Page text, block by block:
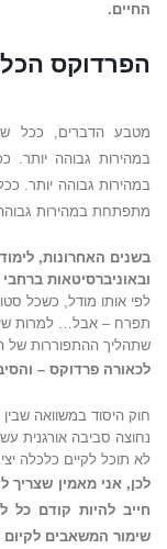
החיים.
הפרדוקס
מטבע הדברים, ככל
במהירות גבוהה יותר.
במהירות גבוהה יותר. ככל
מתפתחת במהירות גבוהה
בשנים האחרונות,
ובאוניברסיטאות
לפי אותו מודל, כשכל
תפרח – אבל… למרות
שתהליך ההתפוררות של
לכאורה פרדוקס –
חוק היסוד במשוואה
נחוצה סביבה אורגנית
לא תוכל לקיים כלכלה
לכן, אני מאמין שצריך
חייב להיות קודם כל
שימור המשאבים לקיום